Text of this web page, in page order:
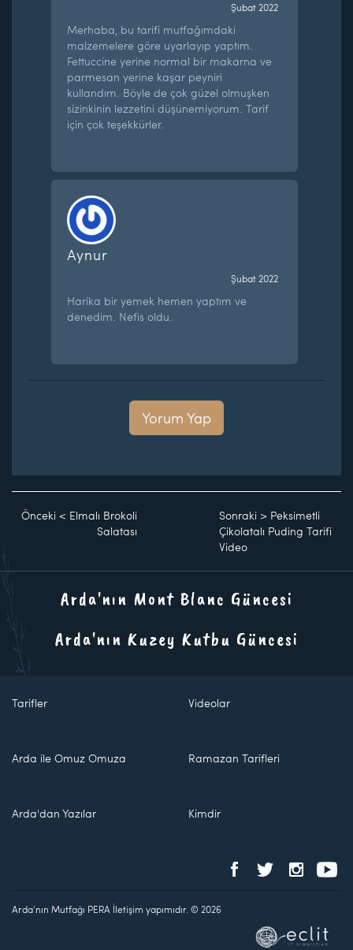
Şubat 2022
Merhaba, bu tarifi mutfağımdaki
malzemelere göre uyarlayıp yaptım.
Fettuccine yerine normal bir makarna ve
parmesan yerine kaşar peyniri
kullandım. Böyle de çok güzel olmuşken
sizinkinin lezzetini düşünemiyorum. Tarif
için çok teşekkürler.
Aynur
Şubat 2022
Harika bir yemek hemen yaptım ve
denedim. Nefis oldu.
Yorum Yap
Önceki < Elmalı Brokoli
Salatası
Sonraki > Peksimetli
Çikolatalı Puding Tarifi
Video
Arda'nın Mont Blanc Güncesi
Arda'nın Kuzey Kutbu Güncesi
Tarifler Videolar
Arda ile Omuz Omuza Ramazan Tarifleri
Arda'dan Yazılar Kimdir
Arda'nın Mutfağı PERA İletişim yapımıdır. © 2026